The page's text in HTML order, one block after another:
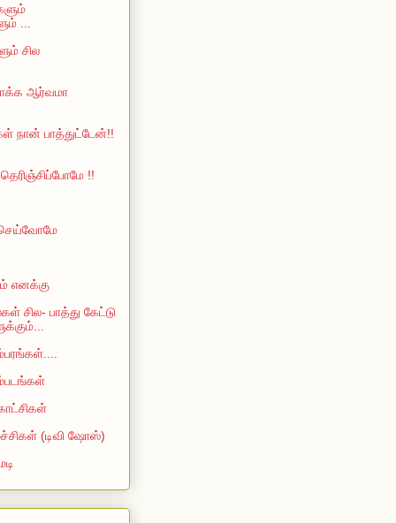
...
சில
ஆர்வமா
நான் பாத்துட்டேன்!!
!!
எனக்கு
சில- பாத்து கேட்டு
(டிவி ஷோஸ்)